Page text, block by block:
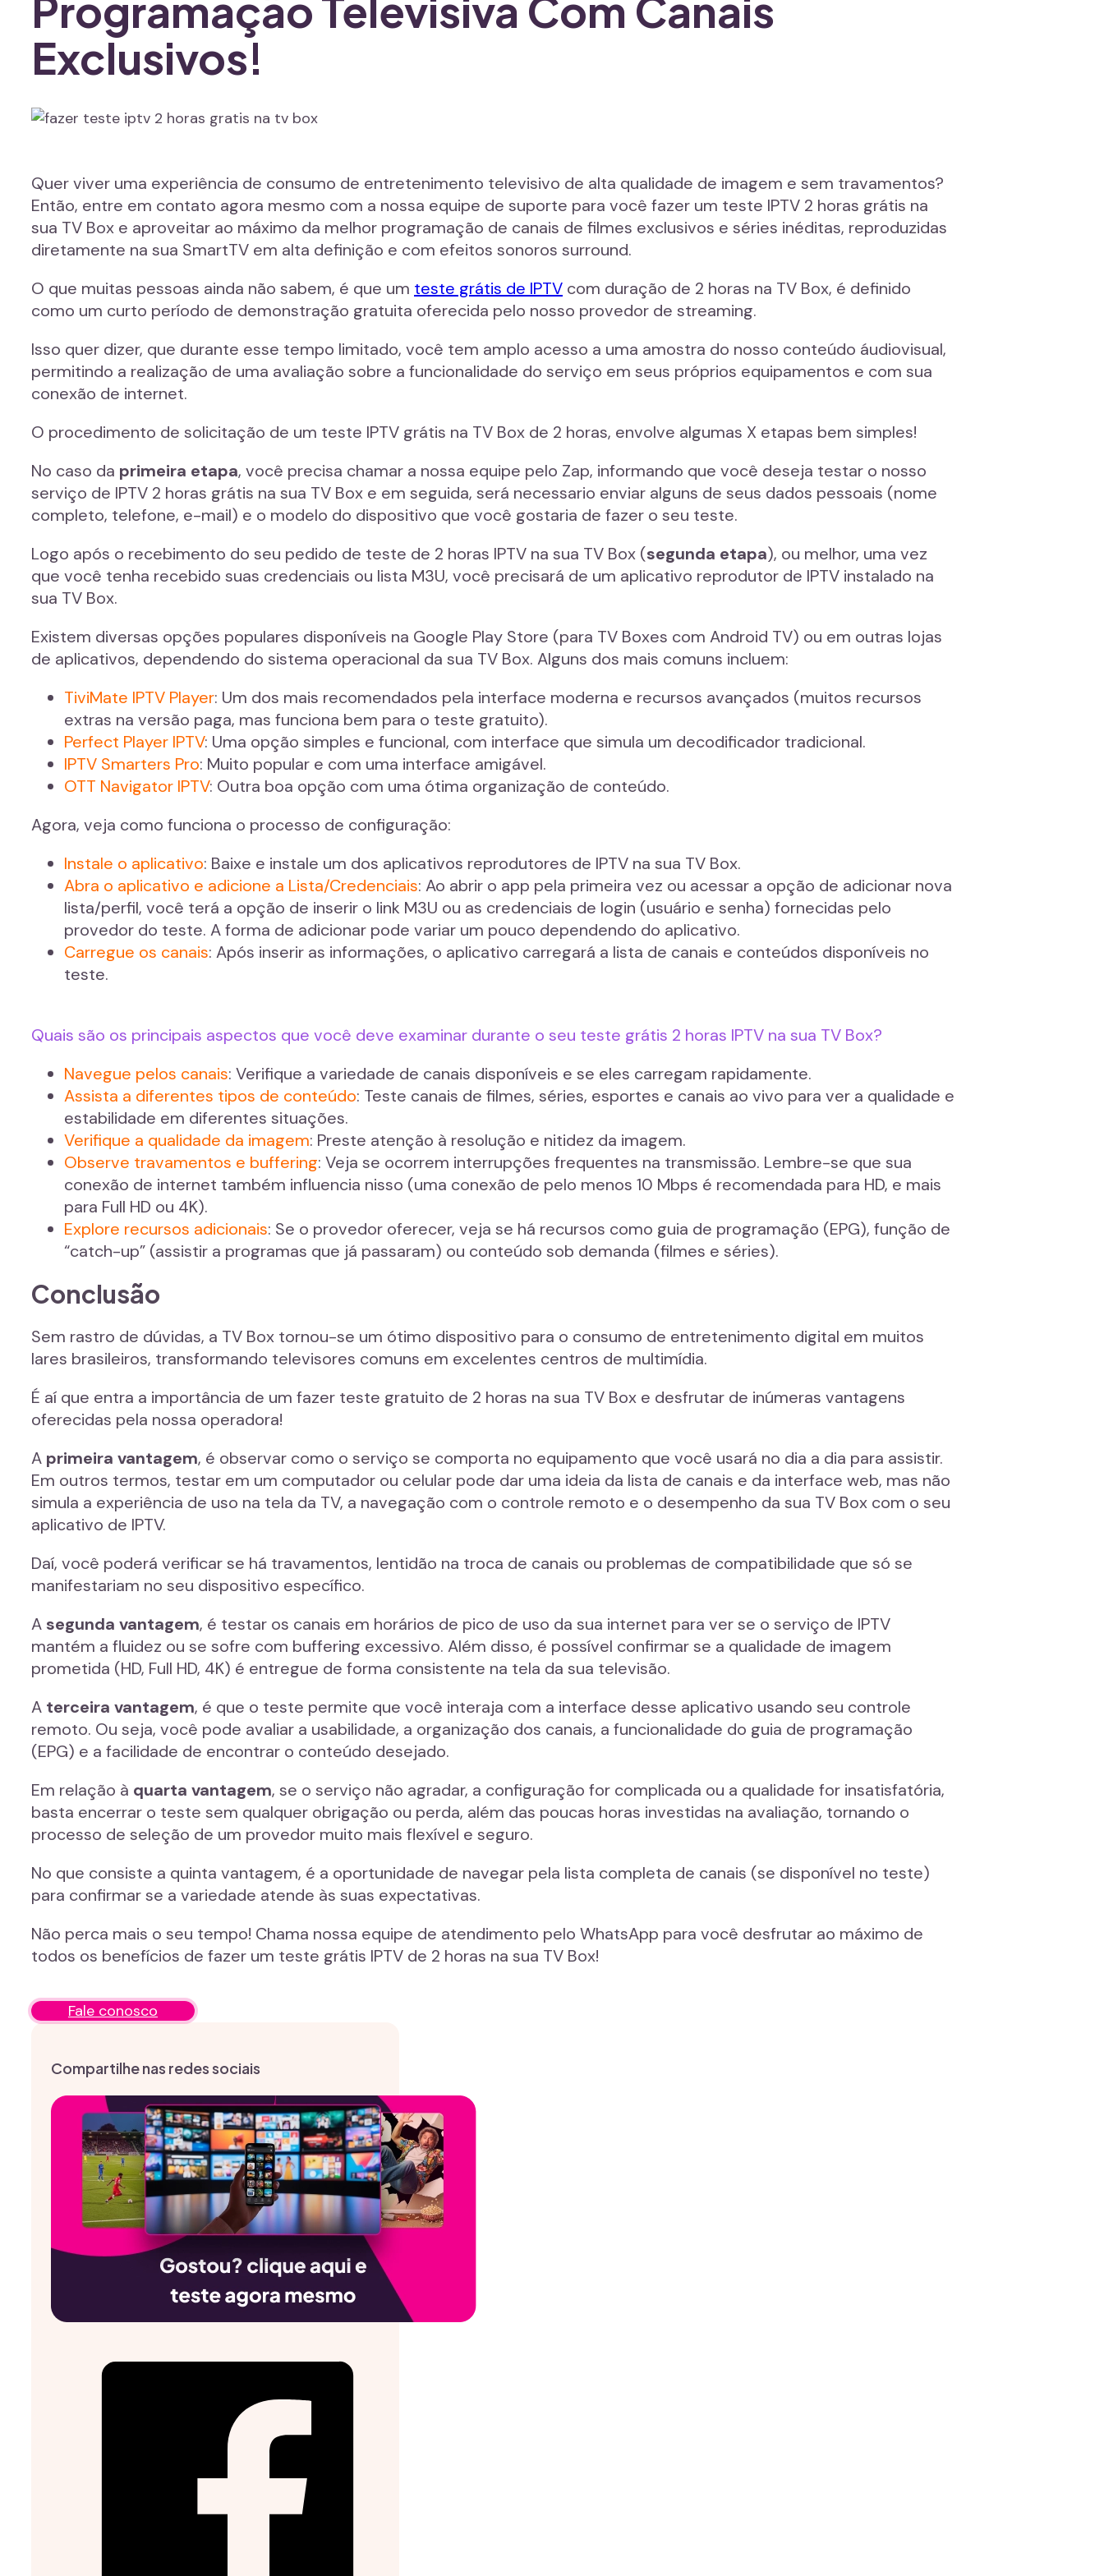
Exclusivos!
Quer viver uma experiência de consumo de entretenimento televisivo de alta qualidade de imagem e sem travamentos?
Então, entre em contato agora mesmo com a nossa equipe de suporte para você fazer um teste IPTV 2 horas grátis na
sua TV Box e aproveitar ao máximo da melhor programação de canais de filmes exclusivos e séries inéditas, reproduzidas
diretamente na sua SmartTV em alta definição e com efeitos sonoros surround.
O que muitas pessoas ainda não sabem, é que um teste grátis de IPTV com duração de 2 horas na TV Box, é definido
como um curto período de demonstração gratuita oferecida pelo nosso provedor de streaming.
Isso quer dizer, que durante esse tempo limitado, você tem amplo acesso a uma amostra do nosso conteúdo áudiovisual,
permitindo a realização de uma avaliação sobre a funcionalidade do serviço em seus próprios equipamentos e com sua
conexão de internet.
O procedimento de solicitação de um teste IPTV grátis na TV Box de 2 horas, envolve algumas X etapas bem simples!
No caso da primeira etapa, você precisa chamar a nossa equipe pelo Zap, informando que você deseja testar o nosso
serviço de IPTV 2 horas grátis na sua TV Box e em seguida, será necessario enviar alguns de seus dados pessoais (nome
completo, telefone, e-mail) e o modelo do dispositivo que você gostaria de fazer o seu teste.
Logo após o recebimento do seu pedido de teste de 2 horas IPTV na sua TV Box (segunda etapa), ou melhor, uma vez
que você tenha recebido suas credenciais ou lista M3U, você precisará de um aplicativo reprodutor de IPTV instalado na
sua TV Box.
Existem diversas opções populares disponíveis na Google Play Store (para TV Boxes com Android TV) ou em outras lojas
de aplicativos, dependendo do sistema operacional da sua TV Box. Alguns dos mais comuns incluem:
TiviMate IPTV Player: Um dos mais recomendados pela interface moderna e recursos avançados (muitos recursos
extras na versão paga, mas funciona bem para o teste gratuito).
Perfect Player IPTV: Uma opção simples e funcional, com interface que simula um decodificador tradicional.
IPTV Smarters Pro: Muito popular e com uma interface amigável.
OTT Navigator IPTV: Outra boa opção com uma ótima organização de conteúdo.
Agora, veja como funciona o processo de configuração:
Instale o aplicativo: Baixe e instale um dos aplicativos reprodutores de IPTV na sua TV Box.
Abra o aplicativo e adicione a Lista/Credenciais: Ao abrir o app pela primeira vez ou acessar a opção de adicionar nova
lista/perfil, você terá a opção de inserir o link M3U ou as credenciais de login (usuário e senha) fornecidas pelo
provedor do teste. A forma de adicionar pode variar um pouco dependendo do aplicativo.
Carregue os canais: Após inserir as informações, o aplicativo carregará a lista de canais e conteúdos disponíveis no
teste.
Quais são os principais aspectos que você deve examinar durante o seu teste grátis 2 horas IPTV na sua TV Box?
Navegue pelos canais: Verifique a variedade de canais disponíveis e se eles carregam rapidamente.
Assista a diferentes tipos de conteúdo: Teste canais de filmes, séries, esportes e canais ao vivo para ver a qualidade e
estabilidade em diferentes situações.
Verifique a qualidade da imagem: Preste atenção à resolução e nitidez da imagem.
Observe travamentos e buffering: Veja se ocorrem interrupções frequentes na transmissão. Lembre-se que sua
conexão de internet também influencia nisso (uma conexão de pelo menos 10 Mbps é recomendada para HD, e mais
para Full HD ou 4K).
Explore recursos adicionais: Se o provedor oferecer, veja se há recursos como guia de programação (EPG), função de
“catch-up” (assistir a programas que já passaram) ou conteúdo sob demanda (filmes e séries).
Conclusão
Sem rastro de dúvidas, a TV Box tornou-se um ótimo dispositivo para o consumo de entretenimento digital em muitos
lares brasileiros, transformando televisores comuns em excelentes centros de multimídia.
É aí que entra a importância de um fazer teste gratuito de 2 horas na sua TV Box e desfrutar de inúmeras vantagens
oferecidas pela nossa operadora!
A primeira vantagem, é observar como o serviço se comporta no equipamento que você usará no dia a dia para assistir.
Em outros termos, testar em um computador ou celular pode dar uma ideia da lista de canais e da interface web, mas não
simula a experiência de uso na tela da TV, a navegação com o controle remoto e o desempenho da sua TV Box com o seu
aplicativo de IPTV.
Daí, você poderá verificar se há travamentos, lentidão na troca de canais ou problemas de compatibilidade que só se
manifestariam no seu dispositivo específico.
A segunda vantagem, é testar os canais em horários de pico de uso da sua internet para ver se o serviço de IPTV
mantém a fluidez ou se sofre com buffering excessivo. Além disso, é possível confirmar se a qualidade de imagem
prometida (HD, Full HD, 4K) é entregue de forma consistente na tela da sua televisão.
A terceira vantagem, é que o teste permite que você interaja com a interface desse aplicativo usando seu controle
remoto. Ou seja, você pode avaliar a usabilidade, a organização dos canais, a funcionalidade do guia de programação
(EPG) e a facilidade de encontrar o conteúdo desejado.
Em relação à quarta vantagem, se o serviço não agradar, a configuração for complicada ou a qualidade for insatisfatória,
basta encerrar o teste sem qualquer obrigação ou perda, além das poucas horas investidas na avaliação, tornando o
processo de seleção de um provedor muito mais flexível e seguro.
No que consiste a quinta vantagem, é a oportunidade de navegar pela lista completa de canais (se disponível no teste)
para confirmar se a variedade atende às suas expectativas.
Não perca mais o seu tempo! Chama nossa equipe de atendimento pelo WhatsApp para você desfrutar ao máximo de
todos os benefícios de fazer um teste grátis IPTV de 2 horas na sua TV Box!
Fale conosco
Compartilhe nas redes sociais